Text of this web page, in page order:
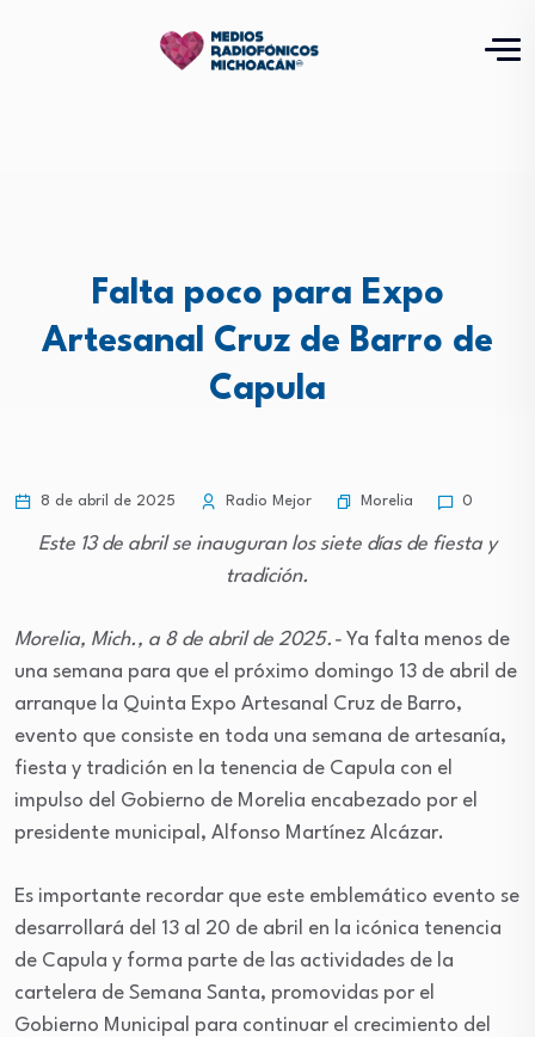
Falta poco para Expo
Artesanal Cruz de Barro de
Capula
8 de abril de 2025 Radio Mejor Morelia 0
Este 13 de abril se inauguran los siete días de fiesta y
tradición.
Morelia, Mich., a 8 de abril de 2025.- Ya falta menos de
una semana para que el próximo domingo 13 de abril de
arranque la Quinta Expo Artesanal Cruz de Barro,
evento que consiste en toda una semana de artesanía,
fiesta y tradición en la tenencia de Capula con el
impulso del Gobierno de Morelia encabezado por el
presidente municipal, Alfonso Martínez Alcázar.
Es importante recordar que este emblemático evento se
desarrollará del 13 al 20 de abril en la icónica tenencia
de Capula y forma parte de las actividades de la
cartelera de Semana Santa, promovidas por el
Gobierno Municipal para continuar el crecimiento del